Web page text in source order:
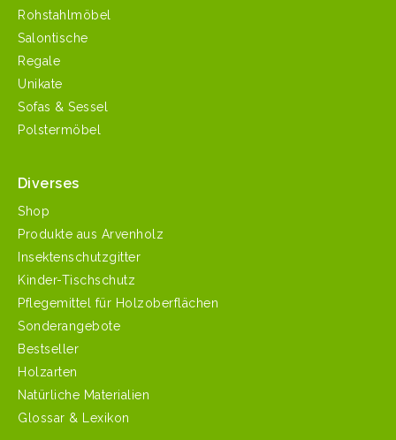
Rohstahlmöbel
Salontische
Regale
Unikate
Sofas & Sessel
Polstermöbel
Diverses
Shop
Produkte aus Arvenholz
Insektenschutzgitter
Kinder-Tischschutz
Pflegemittel für Holzoberflächen
Sonderangebote
Bestseller
Holzarten
Natürliche Materialien
Glossar & Lexikon